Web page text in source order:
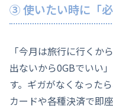
③ 使いたい時に「
「今月は旅行に行くか
出ないから0GBでいい
す。ギガがなくなった
カードや各種決済で即